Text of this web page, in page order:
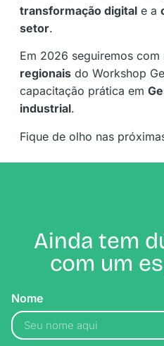
transformação digital e a
setor.
Em 2026 seguiremos com
regionais do Workshop
capacitação prática em
industrial.
Fique de olho nas
Ainda tem
com um
Nome